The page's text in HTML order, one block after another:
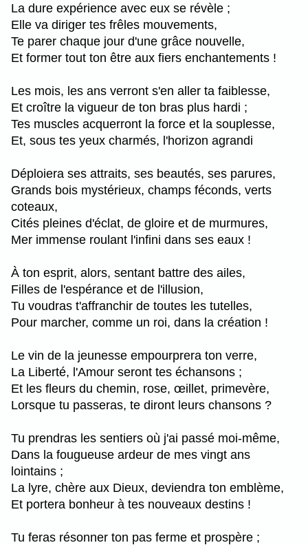
La dure expérience avec eux se révèle ;
Elle va diriger tes frêles mouvements,
Te parer chaque jour d'une grâce nouvelle,
Et former tout ton être aux fiers enchantements !
Les mois, les ans verront s'en aller ta faiblesse,
Et croître la vigueur de ton bras plus hardi ;
Tes muscles acquerront la force et la souplesse,
Et, sous tes yeux charmés, l'horizon agrandi
Déploiera ses attraits, ses beautés, ses parures,
Grands bois mystérieux, champs féconds, verts
coteaux,
Cités pleines d'éclat, de gloire et de murmures,
Mer immense roulant l'infini dans ses eaux !
À ton esprit, alors, sentant battre des ailes,
Filles de l'espérance et de l'illusion,
Tu voudras t'affranchir de toutes les tutelles,
Pour marcher, comme un roi, dans la création !
Le vin de la jeunesse empourprera ton verre,
La Liberté, l'Amour seront tes échansons ;
Et les fleurs du chemin, rose, œillet, primevère,
Lorsque tu passeras, te diront leurs chansons ?
Tu prendras les sentiers où j'ai passé moi-même,
Dans la fougueuse ardeur de mes vingt ans
lointains ;
La lyre, chère aux Dieux, deviendra ton emblème,
Et portera bonheur à tes nouveaux destins !
Tu feras résonner ton pas ferme et prospère ;